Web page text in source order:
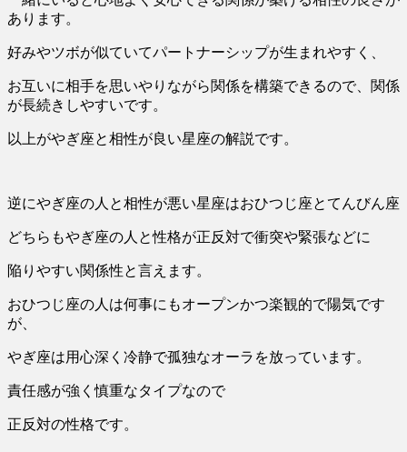
あります。
好みやツボが似ていてパートナーシップが生まれやすく、
お互いに相手を思いやりながら関係を構築できるので、関係
が長続きしやすいです。
以上がやぎ座と相性が良い星座の解説です。
逆にやぎ座の人と相性が悪い星座はおひつじ座とてんびん座
どちらもやぎ座の人と性格が正反対で衝突や緊張などに
陥りやすい関係性と言えます。
おひつじ座の人は何事にもオープンかつ楽観的で陽気です
が、
やぎ座は用心深く冷静で孤独なオーラを放っています。
責任感が強く慎重なタイプなので
正反対の性格です。